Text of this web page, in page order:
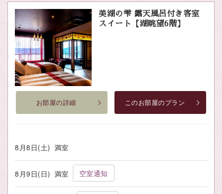
美湖の雫 露天風呂付き客室
スイート【湖眺望6階】
お部屋の詳細 このお部屋のプラン
8月8日(土) 満室
8月9日(日) 満室 空室通知